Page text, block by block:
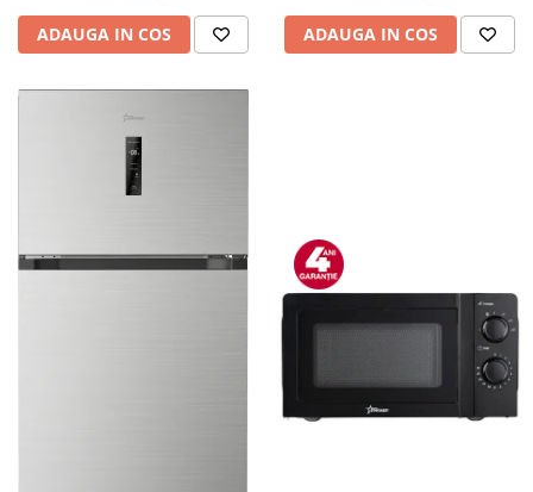
ADAUGA IN COS ADAUGA IN COS